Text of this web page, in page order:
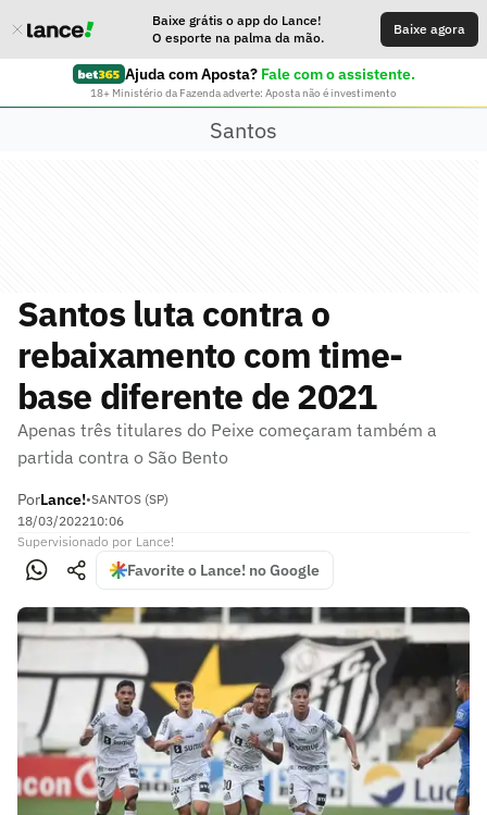
Baixe grátis o app do Lance!
O esporte na palma da mão.
Baixe agora
Ajuda com Aposta? Fale com o assistente.
18+ Ministério da Fazenda adverte: Aposta não é investimento
Santos
Santos luta contra o
rebaixamento com time-
base diferente de 2021
Apenas três titulares do Peixe começaram também a
partida contra o São Bento
PorLance!•SANTOS (SP)
18/03/202210:06
Supervisionado por Lance!
Favorite o Lance! no Google